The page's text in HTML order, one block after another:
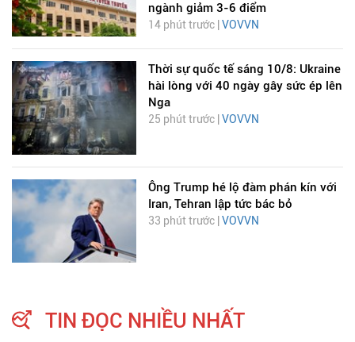
ngành giảm 3-6 điểm
14 phút trước | VOVVN
Thời sự quốc tế sáng 10/8: Ukraine
hài lòng với 40 ngày gây sức ép lên
Nga
25 phút trước | VOVVN
Ông Trump hé lộ đàm phán kín với
Iran, Tehran lập tức bác bỏ
33 phút trước | VOVVN
TIN ĐỌC NHIỀU NHẤT